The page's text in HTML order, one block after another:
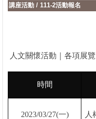
講座活動 / 111-2活動報名
人文關懷活動｜各項展覽
時間
2023/03/27(一)
人